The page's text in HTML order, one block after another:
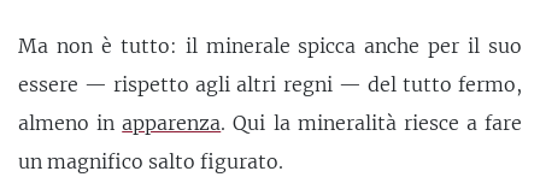
Ma non è tutto: il minerale spicca anche per il suo
essere — rispetto agli altri regni — del tutto fermo,
almeno inapparenza. Qui la mineralità riesce a fare
un magnifico salto figurato.